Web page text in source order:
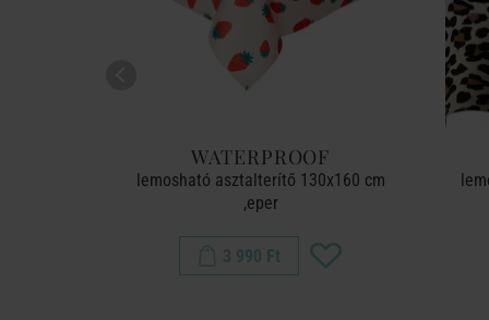
WATERPROOF
lemosható asztalterítő 130x160 cm
,eper
3 990 Ft